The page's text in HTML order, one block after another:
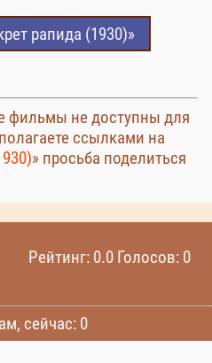
рапида (1930)»
фильмы не доступны для
ссылками на
» просьба поделиться
Рейтинг: 0.0 Голосов: 0
сейчас: 0